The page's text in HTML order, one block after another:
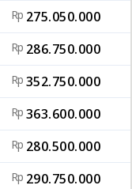
Rp 275.050.000
Rp 286.750.000
Rp 352.750.000
Rp 363.600.000
Rp 280.500.000
Rp 290.750.000